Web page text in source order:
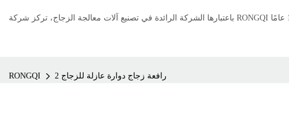
RONGQI رافعة زجاج دوارة عازلة للزجاج 2